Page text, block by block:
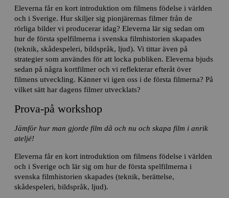
Eleverna får en kort introduktion om filmens födelse i världen
och i Sverige. Hur skiljer sig pionjärernas filmer från de
rörliga bilder vi producerar idag? Eleverna lär sig sedan om
hur de första spelfilmerna i svenska filmhistorien skapades
(teknik, skådespeleri, bildspråk, ljud). Vi tittar även på
strategier som användes för att locka publiken. Eleverna bjuds
sedan på några kortfilmer och vi reflekterar efteråt över
filmens utveckling. Känner vi igen oss i de första filmerna? På
vilket sätt har dagens filmer utvecklats?
Prova-på workshop
Jämför hur man gjorde film då och nu och skapa film i anrik
ateljé!
Eleverna får en kort introduktion om filmens födelse i världen
och i Sverige och lär sig om hur de första spelfilmerna i
svenska filmhistorien skapades (teknik, berättelse,
skådespeleri, bildspråk, ljud).